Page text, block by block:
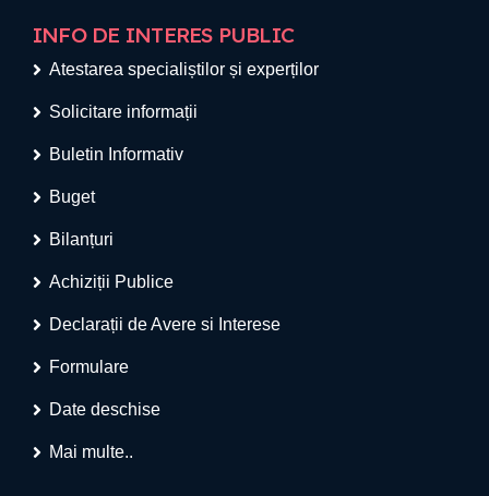
INFO DE INTERES PUBLIC
Atestarea specialiștilor și experților
Solicitare informații
Buletin Informativ
Buget
Bilanțuri
Achiziții Publice
Declarații de Avere si Interese
Formulare
Date deschise
Mai multe..